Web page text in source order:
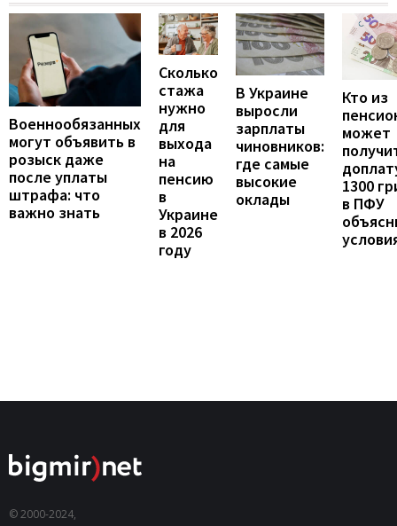
Военнообязанных
могут объявить в
розыск даже
после уплаты
штрафа: что
важно знать
Сколько
стажа
нужно
для
выхода
на
пенсию
в
Украине
в 2026
году
В Украине
выросли
зарплаты
чиновников:
где самые
высокие
оклады
Кто из
может
1300
в ПФУ
© 2000-2024,